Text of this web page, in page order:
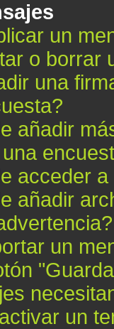
un
o borrar
una
añadir
acceder
añadir
un
un